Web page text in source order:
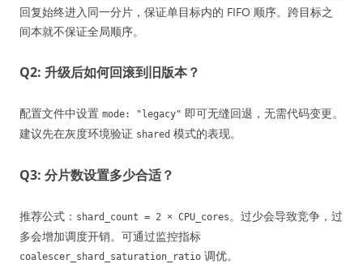
回复始终进入同一分片，保证单目标内的 FIFO 顺序。跨目标之
间本就不保证全局顺序。
Q2: 升级后如何回滚到旧版本？
配置文件中设置 mode: "legacy" 即可无缝回退，无需代码变更。
建议先在灰度环境验证 shared 模式的表现。
Q3: 分片数设置多少合适？
推荐公式： shard_count = 2 × CPU_cores。过少会导致竞争，过
多会增加调度开销。可通过监控指标
coalescer_shard_saturation_ratio 调优。